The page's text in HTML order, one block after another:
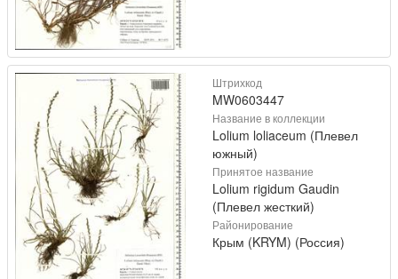
Штрихкод
MW0603447
Название в коллекции
Lolium loliaceum (Плевел
южный)
Принятое название
Lolium rigidum Gaudin
(Плевел жесткий)
Районирование
Крым (KRYM) (Россия)